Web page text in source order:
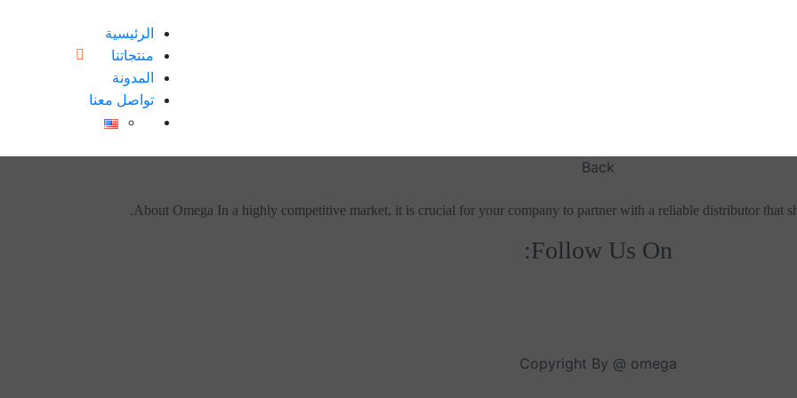
الرئيسية
منتجاتنا
المدونة
تواصل معنا
Back
About Omega In a highly competitive market, it is crucial for your company to partner with a reliable distributor that
Follow Us On:
Copyright By @ omega